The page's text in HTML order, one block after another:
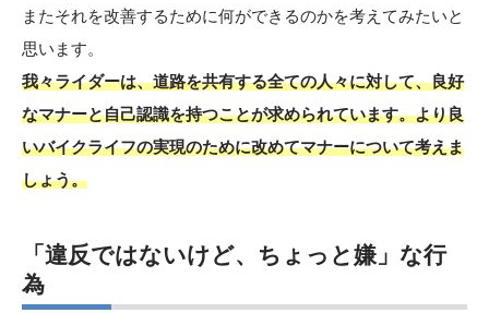
またそれを改善するために何ができるのかを考えてみたいと
思います。
我々ライダーは、道路を共有する全ての人々に対して、良好
なマナーと自己認識を持つことが求められています。より良
いバイクライフの実現のために改めてマナーについて考えま
しょう。
「違反ではないけど、ちょっと嫌」な行
為